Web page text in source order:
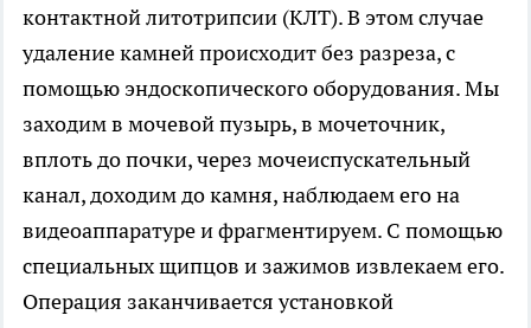
контактной литотрипсии (КЛТ). В этом случае
удаление камней происходит без разреза, с
помощью эндоскопического оборудования. Мы
заходим в мочевой пузырь, в мочеточник,
вплоть до почки, через мочеиспускательный
канал, доходим до камня, наблюдаем его на
видеоаппаратуре и фрагментируем. С помощью
специальных щипцов и зажимов извлекаем его.
Операция заканчивается установкой